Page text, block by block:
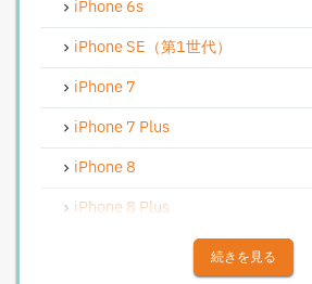
iPhone基板破損修理（軽度）
iPhoneバイブレータ交換修理
Android修理実績
Androidフロントパネル交換修理
Androidバッテリー交換
Android水没洗浄作業
Androidその他部品修理
iPhone 6s
iPhone SE（第1世代）
iPhone 7
iPhone 7 Plus
iPhone 8
iPhone 8 Plus
続きを見る